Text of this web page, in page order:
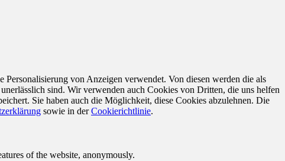
von Anzeigen verwendet. Von diesen werden die als
sind. Wir verwenden auch Cookies von Dritten, die uns helfen
Sie haben auch die Möglichkeit, diese Cookies abzulehnen. Die
sowie in derCookierichtlinie.
of the website, anonymously.